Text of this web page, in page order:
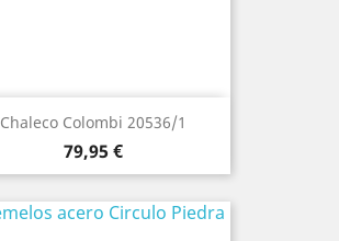
Chaleco Colombi 20536/1
Precio
79,95 €